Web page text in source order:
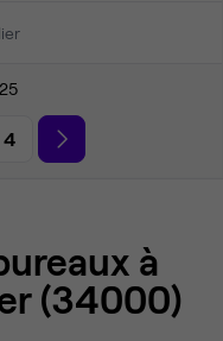
4
à
(34000)